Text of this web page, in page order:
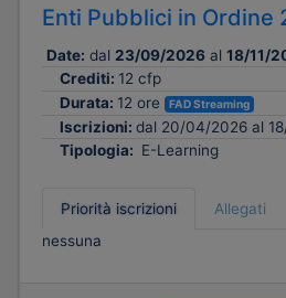
Enti Pubblici in Ordine
Date: dal 23/09/2026 al 18/11/
Crediti: 12 cfp
Durata: 12 ore FAD Streaming
Iscrizioni: dal 20/04/2026 al
Tipologia: E-Learning
Priorità iscrizioni Allegati
nessuna